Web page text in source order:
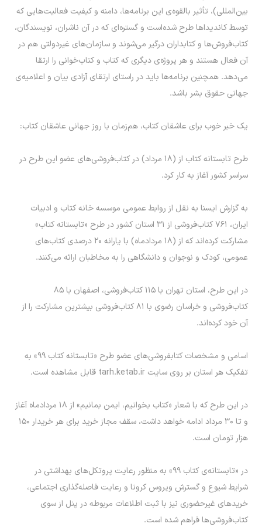
بین‌المللی)، تأثیر بالقوه‌ی این برنامه‌ها، دامنه و کیفیت فعالیت‌هایی که
توسط کاندیدا‌ها طرح شده‌است و گستره‌ای که در آن ناشران، نویسندگان،
کتاب‌فروش‌ها و کتابداران درگیر می‌شوند و سازمان‌های غیردولتی هم در
آن فعال هستند و هر پروژه‌ی دیگری که کتاب و کتاب‌خوانی را ارتقا
می‌دهد. همچنین برنامه‌ها باید در راستای ارتقای آزادی بیان و اعلامیه‌ی
جهانی حقوق بشر باشد.
یک خبر خوب برای عاشقان کتاب، هم‌زمان با روز جهانی عاشقان کتاب:
طرح تابستانه کتاب از (۱۸ مرداد) در کتاب‌فروشی‌های عضو این طرح در
سراسر کشور آغاز به کار کرد.
به گزارش ایسنا به نقل از روابط عمومی موسسه خانه کتاب و ادبیات
ایران، ۷۶۱ کتاب‌فروشی از ۳۱ استان کشور در طرح «تابستانه کتاب»
مشارکت کرده‌اند که از (۱۸ مردادماه) با یارانه ۲۰ درصدی کتاب‌های
عمومی، کودک و نوجوان و دانشگاهی را به مخاطبان ارائه می‌کنند.
در این طرح، استان تهران با ۱۱۵ کتاب‌فروشی، اصفهان با ۸۵
کتاب‌فروشی و خراسان رضوی با ۸۱ کتاب‌فروشی بیشترین مشارکت را از
آن خود کرده‌اند.
اسامی و مشخصات کتابفروشی‌های عضو طرح «تابستانه کتاب ۹۹» به
تفکیک هر استان بر روی سایت tarh.ketab.ir قابل مشاهده است.
در این طرح که با شعار «کتاب بخوانیم، ایمن بمانیم» از ۱۸ مردادماه آغاز
و تا ۳۰ مرداد ادامه خواهد داشت، سقف مجاز خرید برای هر خریدار ۱۵۰
هزار تومان است.
در «تابستانه‌ی کتاب ۹۹» به منظور رعایت پروتکل‌های بهداشتی در
شرایط شیوع و گسترش ویروس کرونا و رعایت فاصله‌گذاری اجتماعی،
خرید‌های غیرحضوری نیز با ثبت اطلاعات مربوطه در پنل از سوی
کتاب‌فروشی‌ها فراهم شده است.